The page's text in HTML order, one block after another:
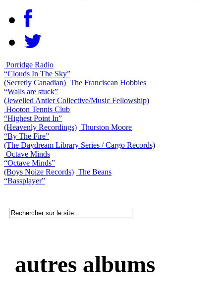
Porridge Radio
“Clouds In The Sky”
(Secretly Canadian) The Franciscan Hobbies
“Walls are stuck”
(Jewelled Antler Collective/Music Fellowship)
Hooton Tennis Club
“Highest Point In”
(Heavenly Recordings) Thurston Moore
“By The Fire”
(The Daydream Library Series / Cargo Records)
Octave Minds
“Octave Minds”
(Boys Noize Records) The Beans
“Bassplayer”
autres albums